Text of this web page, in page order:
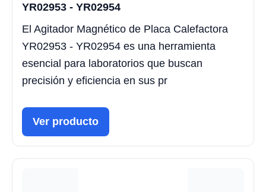
YR02953 - YR02954
El Agitador Magnético de Placa Calefactora
YR02953 - YR02954 es una herramienta
esencial para laboratorios que buscan
precisión y eficiencia en sus pr
Ver producto